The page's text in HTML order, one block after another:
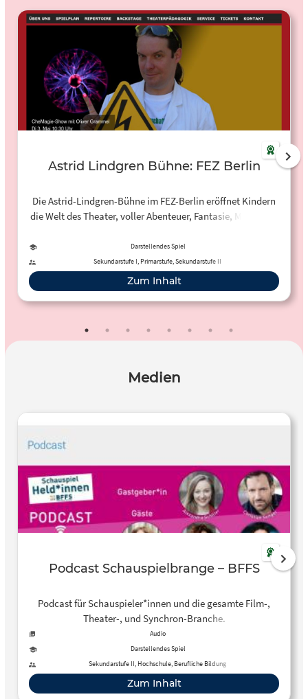
Astrid Lindgren Bühne: FEZ Berlin
Die Astrid-Lindgren-Bühne im FEZ-Berlin eröffnet Kindern
die Welt des Theater, voller Abenteuer, Fantasie, Musik und
Darstellendes Spiel
Sekundarstufe I, Primarstufe, Sekundarstufe II
Zum Inhalt
Medien
Podcast Schauspielbrange – BFFS
Podcast für Schauspieler*innen und die gesamte Film-,
Theater-, und Synchron-Branche.
Audio
Darstellendes Spiel
Sekundarstufe II, Hochschule, Berufliche Bildung
Zum Inhalt